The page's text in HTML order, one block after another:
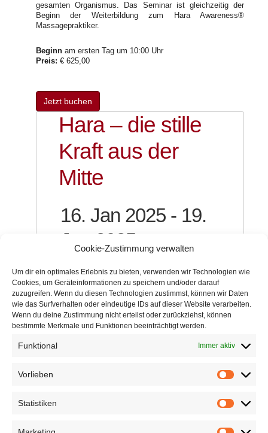
Cookie-Zustimmung verwalten
Um dir ein optimales Erlebnis zu bieten, verwenden wir Technologien wie
Cookies, um Geräteinformationen zu speichern und/oder darauf
zuzugreifen. Wenn du diesen Technologien zustimmst, können wir Daten
wie das Surfverhalten oder eindeutige IDs auf dieser Website verarbeiten.
Wenn du deine Zustimmung nicht erteilst oder zurückziehst, können
bestimmte Merkmale und Funktionen beeinträchtigt werden.
Funktional Immer aktiv
Vorlieben
Statistiken
gesamten Organismus. Das Seminar ist gleichzeitig der
Beginn der Weiterbildung zum Hara Awareness®
Massagepraktiker.
Beginn am ersten Tag um 10:00 Uhr
Preis: € 625,00
Jetzt buchen
Hara – die stille
Kraft aus der
Mitte
16. Jan 2025 - 19.
Jan 2025
Buchungen sind für diese Veranstaltung geschlossen.
Veranstaltungsort:UTA Institut, Köln